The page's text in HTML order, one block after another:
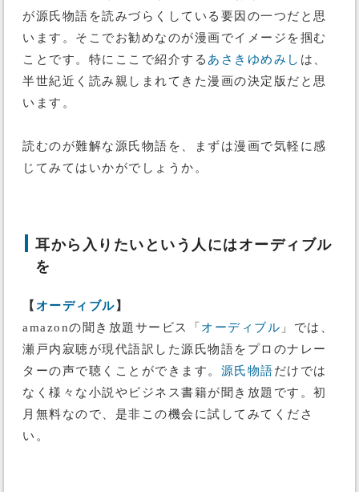
が源氏物語を読みづらくしている要因の一つだと思
います。そこでお勧めなのが漫画でイメージを掴む
ことです。特にここで紹介する あさきゆめみし は、
半世紀近く読み親しまれてきた漫画の決定版だと思
います。
読むのが難解な源氏物語を、まずは漫画で気軽に感
じてみてはいかがでしょうか。
耳から入りたいという人にはオーディブル
を
【 オーディブル 】
amazonの聞き放題サービス「 オーディブル 」では、
瀬戸内寂聴が現代語訳した源氏物語をプロのナレー
ターの声で聴くことができます。 源氏物語だけでは
なく様々な小説やビジネス書籍が聞き放題です。初
月無料なので、是非この機会に試してみてくださ
い。